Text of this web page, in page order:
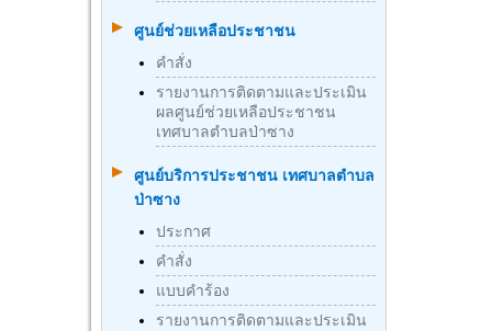
ศูนย์ช่วยเหลือประชาชน
คำสั่ง
รายงานการติดตามและประเมิน
ผลศูนย์ช่วยเหลือประชาชน
เทศบาลตำบลป่าซาง
ศูนย์บริการประชาชน เทศบาลตำบล
ป่าซาง
ประกาศ
คำสั่ง
แบบคำร้อง
รายงานการติดตามและประเมิน